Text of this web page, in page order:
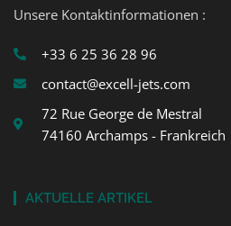
Unsere Kontaktinformationen :
+33 6 25 36 28 96
contact@excell-jets.com
72 Rue George de Mestral
74160 Archamps - Frankreich
AKTUELLE ARTIKEL